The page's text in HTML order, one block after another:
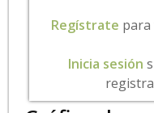
Regístrate
Inicia sesión